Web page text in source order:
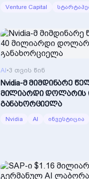
Venture Capital
AI•3 თვის წინ
Nvidia-მ მიმდინარე
მილიარდი დოლარის
განახორციელა
Nvidia AI ინვესტიცია